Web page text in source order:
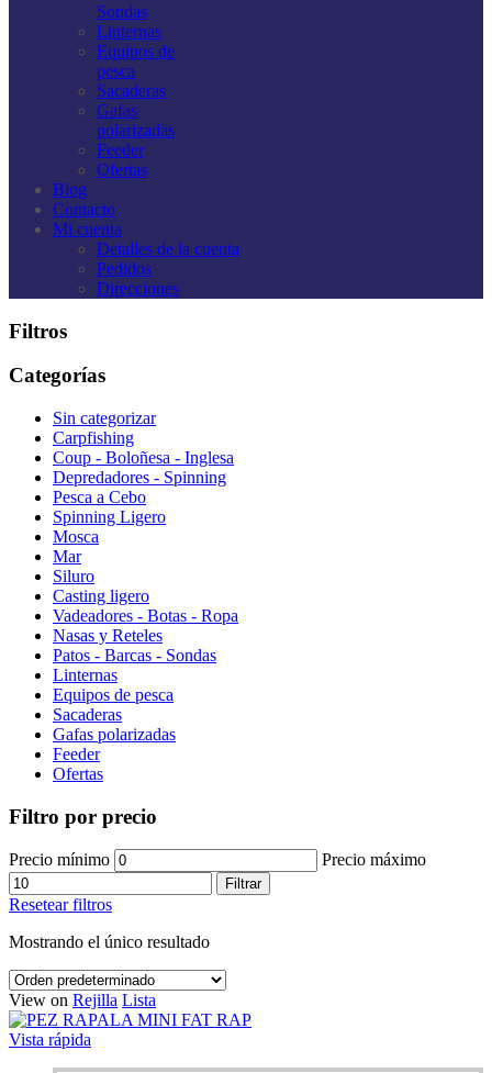
Sondas
Linternas
Equipos de
pesca
Sacaderas
Gafas
polarizadas
Feeder
Ofertas
Blog
Contacto
Mi cuenta
Detalles de la cuenta
Pedidos
Direcciones
Filtros
Categorías
Sin categorizar
Carpfishing
Coup - Boloñesa - Inglesa
Depredadores - Spinning
Pesca a Cebo
Spinning Ligero
Mosca
Mar
Siluro
Casting ligero
Vadeadores - Botas - Ropa
Nasas y Reteles
Patos - Barcas - Sondas
Linternas
Equipos de pesca
Sacaderas
Gafas polarizadas
Feeder
Ofertas
Filtro por precio
Precio mínimo Precio máximo
Filtrar
Resetear filtros
Mostrando el único resultado
View on Rejilla Lista
Vista rápida